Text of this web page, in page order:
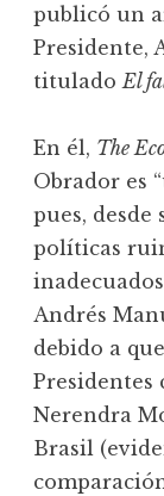
publicó un
Presidente,
tituladoEl
En él, The
Obrador es
pues,
políticas
Andrés
debido a
Presidentes
Nerendra
Brasil